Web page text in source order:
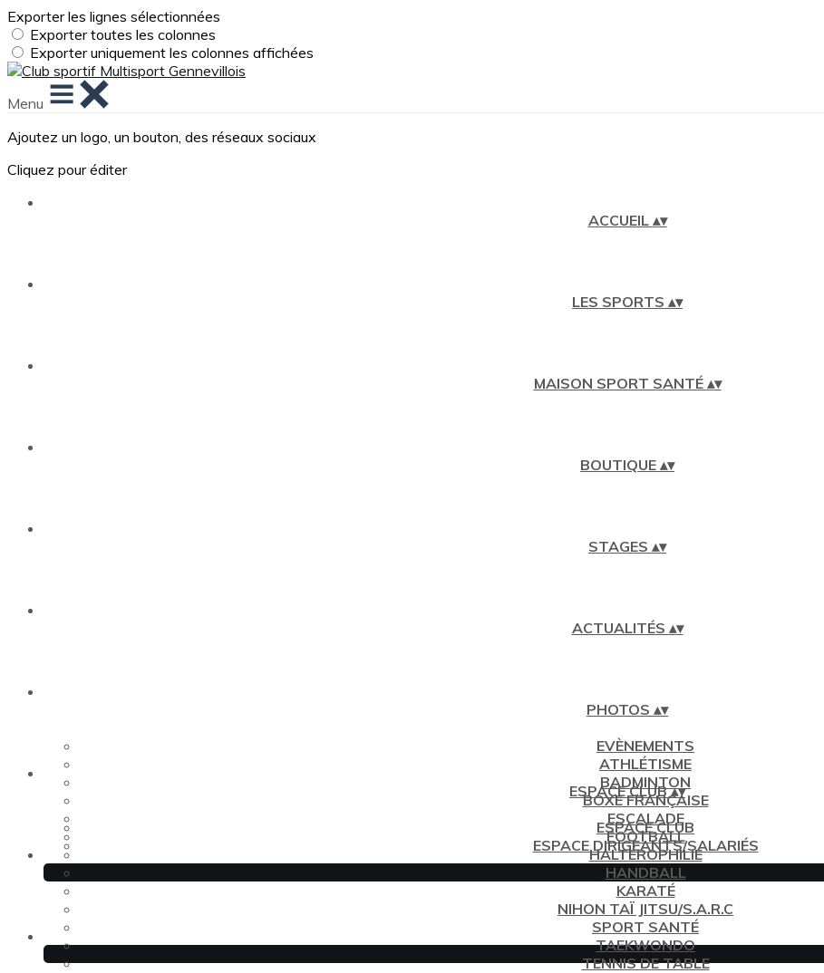
Exporter les lignes sélectionnées
Exporter toutes les colonnes
Exporter uniquement les colonnes affichées
Menu
Ajoutez un logo, un bouton, des réseaux sociaux
Cliquez pour éditer
ACCUEIL ▴▾
LES SPORTS ▴▾
MAISON SPORT SANTÉ ▴▾
BOUTIQUE ▴▾
STAGES ▴▾
ACTUALITÉS ▴▾
PHOTOS ▴▾
EVÈNEMENTS
ATHLÉTISME
BADMINTON
BOXE FRANÇAISE
ESCALADE
FOOTBALL
HALTÉROPHILIE
HANDBALL
KARATÉ
NIHON TAÏ JITSU/S.A.R.C
SPORT SANTÉ
TAEKWONDO
TENNIS DE TABLE
ESPACE CLUB▴▾
ESPACE CLUB
ESPACE DIRIGEANTS/SALARIÉS